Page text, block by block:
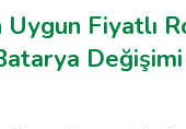
Uygun Fiyatlı